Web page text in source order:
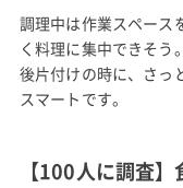
調理中は作業スペース
く料理に集中できそう。
後片付けの時に、さっ
スマートです。
【100人に調査